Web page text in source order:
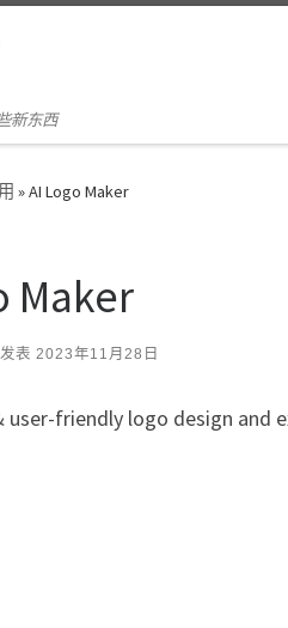
新东西
»AI Logo Maker
Maker
表 2023年11月28日
user-friendly logo design and